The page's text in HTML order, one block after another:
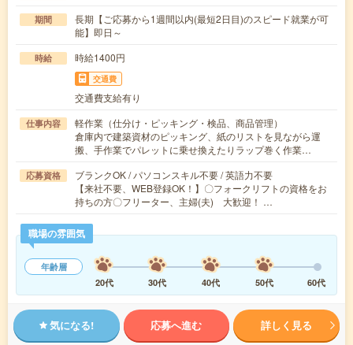
期間
長期【ご応募から1週間以内(最短2日目)のスピード就業が可
能】即日～
時給 時給1400円
交通費
交通費支給有り
仕事内容
軽作業（仕分け・ピッキング・検品、商品管理）
倉庫内で建築資材のピッキング、紙のリストを見ながら運
搬、手作業でパレットに乗せ換えたりラップ巻く作業…
応募資格
ブランクOK / パソコンスキル不要 / 英語力不要
【来社不要、WEB登録OK！】〇フォークリフトの資格をお
持ちの方〇フリーター、主婦(夫) 大歓迎！ …
職場の雰囲気
年齢層
20代
30代 40代 50代 60代
気になる! 応募へ進む 詳しく見る